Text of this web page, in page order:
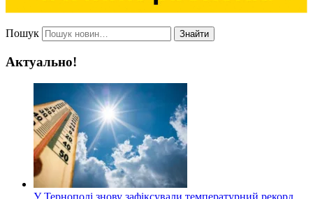
Пошук Знайти
Актуально!
У Тернополі знову зафіксували температурний рекорд